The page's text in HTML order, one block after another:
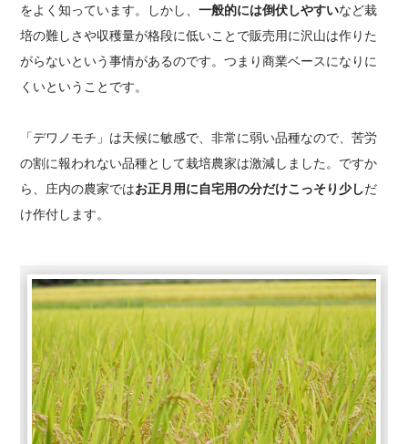
をよく知っています。しかし、一般的には倒伏しやすいなど栽
培の難しさや収穫量が格段に低いことで販売用に沢山は作りた
がらないという事情があるのです。つまり商業ベースになりに
くいということです。
「デワノモチ」は天候に敏感で、非常に弱い品種なので、苦労
の割に報われない品種として栽培農家は激減しました。ですか
ら、庄内の農家ではお正月用に自宅用の分だけこっそり少しだ
け作付します。